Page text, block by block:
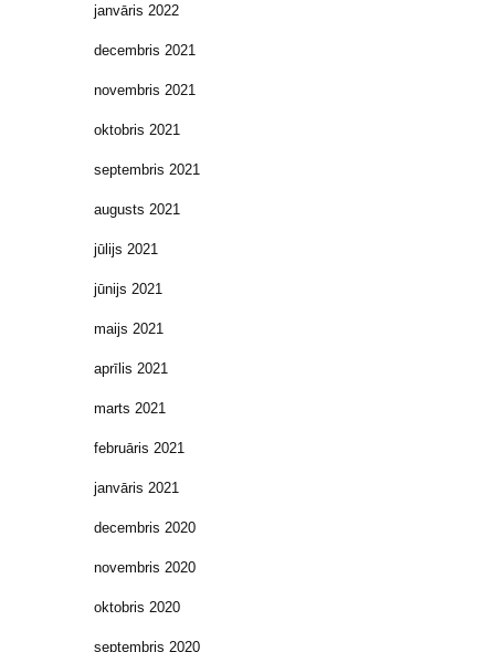
janvāris 2022
decembris 2021
novembris 2021
oktobris 2021
septembris 2021
augusts 2021
jūlijs 2021
jūnijs 2021
maijs 2021
aprīlis 2021
marts 2021
februāris 2021
janvāris 2021
decembris 2020
novembris 2020
oktobris 2020
septembris 2020